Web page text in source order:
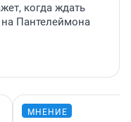
когда ждать
Пантелеймона
МНЕНИЕ